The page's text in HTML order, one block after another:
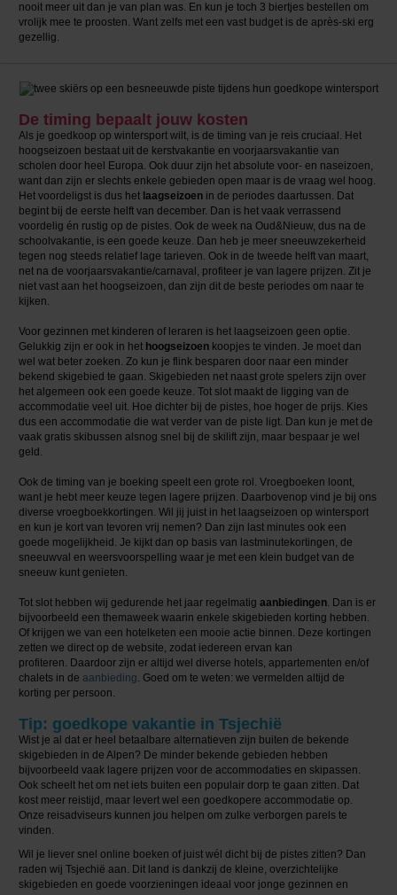
nooit meer uit dan je van plan was. En kun je toch 3 biertjes bestellen om
vrolijk mee te proosten. Want zelfs met een vast budget is de après-ski erg
gezellig.
De timing bepaalt jouw kosten
Als je goedkoop op wintersport wilt, is de timing van je reis cruciaal. Het
hoogseizoen bestaat uit de kerstvakantie en voorjaarsvakantie van
scholen door heel Europa. Ook duur zijn het absolute voor- en naseizoen,
want dan zijn er slechts enkele gebieden open maar is de vraag wel hoog.
Het voordeligst is dus het laagseizoen in de periodes daartussen. Dat
begint bij de eerste helft van december. Dan is het vaak verrassend
voordelig én rustig op de pistes. Ook de week na Oud&Nieuw, dus na de
schoolvakantie, is een goede keuze. Dan heb je meer sneeuwzekerheid
tegen nog steeds relatief lage tarieven. Ook in de tweede helft van maart,
net na de voorjaarsvakantie/carnaval, profiteer je van lagere prijzen. Zit je
niet vast aan het hoogseizoen, dan zijn dit de beste periodes om naar te
kijken.
Voor gezinnen met kinderen of leraren is het laagseizoen geen optie.
Gelukkig zijn er ook in het hoogseizoen koopjes te vinden. Je moet dan
wel wat beter zoeken. Zo kun je flink besparen door naar een minder
bekend skigebied te gaan. Skigebieden net naast grote spelers zijn over
het algemeen ook een goede keuze. Tot slot maakt de ligging van de
accommodatie veel uit. Hoe dichter bij de pistes, hoe hoger de prijs. Kies
dus een accommodatie die wat verder van de piste ligt. Dan kun je met de
vaak gratis skibussen alsnog snel bij de skilift zijn, maar bespaar je wel
geld.
Ook de timing van je boeking speelt een grote rol. Vroegboeken loont,
want je hebt meer keuze tegen lagere prijzen. Daarbovenop vind je bij ons
diverse vroegboekkortingen. Wil jij juist in het laagseizoen op wintersport
en kun je kort van tevoren vrij nemen? Dan zijn last minutes ook een
goede mogelijkheid. Je kijkt dan op basis van lastminutekortingen, de
sneeuwval en weersvoorspelling waar je met een klein budget van de
sneeuw kunt genieten.
Tot slot hebben wij gedurende het jaar regelmatig aanbiedingen . Dan is er
bijvoorbeeld een themaweek waarin enkele skigebieden korting hebben.
Of krijgen we van een hotelketen een mooie actie binnen. Deze kortingen
zetten we direct op de website, zodat iedereen ervan kan
profiteren. Daardoor zijn er altijd wel diverse hotels, appartementen en/of
chalets in de aanbieding . Goed om te weten: we vermelden altijd de
korting per persoon.
Tip: goedkope vakantie in Tsjechië
Wist je al dat er heel betaalbare alternatieven zijn buiten de bekende
skigebieden in de Alpen? De minder bekende gebieden hebben
bijvoorbeeld vaak lagere prijzen voor de accommodaties en skipassen.
Ook scheelt het om net iets buiten een populair dorp te gaan zitten. Dat
kost meer reistijd, maar levert wel een goedkopere accommodatie op.
Onze reisadviseurs kunnen jou helpen om zulke verborgen parels te
vinden.
Wil je liever snel online boeken of juist wél dicht bij de pistes zitten? Dan
raden wij Tsjechië aan. Dit land is dankzij de kleine, overzichtelijke
skigebieden en goede voorzieningen ideaal voor jonge gezinnen en